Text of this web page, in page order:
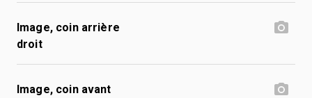
Image, coin arrière
droit
Image, coin avant